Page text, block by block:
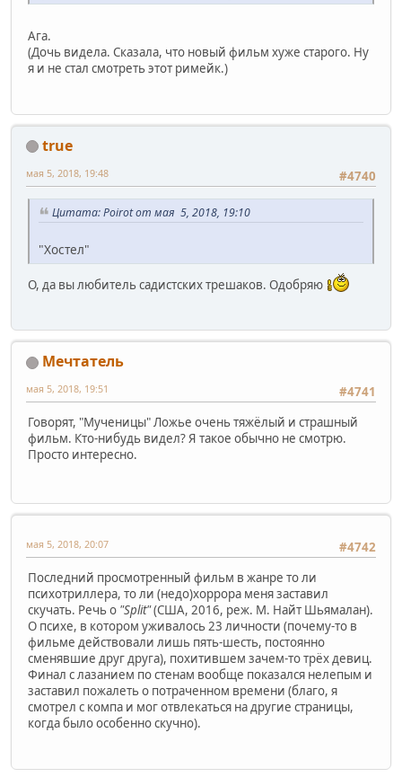
Ага.
(Дочь видела. Сказала, что новый фильм хуже старого. Ну
я и не стал смотреть этот римейк.)
true
#4740
мая 5, 2018, 19:48
Цитата: Poirot от мая 5, 2018, 19:10
"Хостел"
О, да вы любитель садистских трешаков. Одобряю
Мечтатель
#4741
мая 5, 2018, 19:51
Говорят, "Мученицы" Ложье очень тяжёлый и страшный
фильм. Кто-нибудь видел? Я такое обычно не смотрю.
Просто интересно.
#4742
мая 5, 2018, 20:07
Последний просмотренный фильм в жанре то ли
психотриллера, то ли (недо)хоррора меня заставил
скучать. Речь о "Split"(США, 2016, реж. М. Найт Шьямалан).
О психе, в котором уживалось 23 личности (почему-то в
фильме действовали лишь пять-шесть, постоянно
сменявшие друг друга), похитившем зачем-то трёх девиц.
Финал с лазанием по стенам вообще показался нелепым и
заставил пожалеть о потраченном времени (благо, я
смотрел с компа и мог отвлекаться на другие страницы,
когда было особенно скучно).